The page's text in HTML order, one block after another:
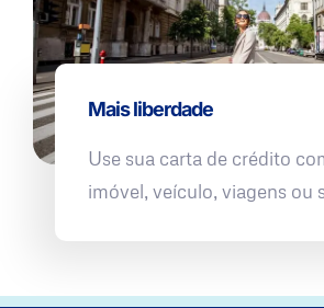
Mais liberdade
Use sua carta de crédito
imóvel, veículo, viagens ou